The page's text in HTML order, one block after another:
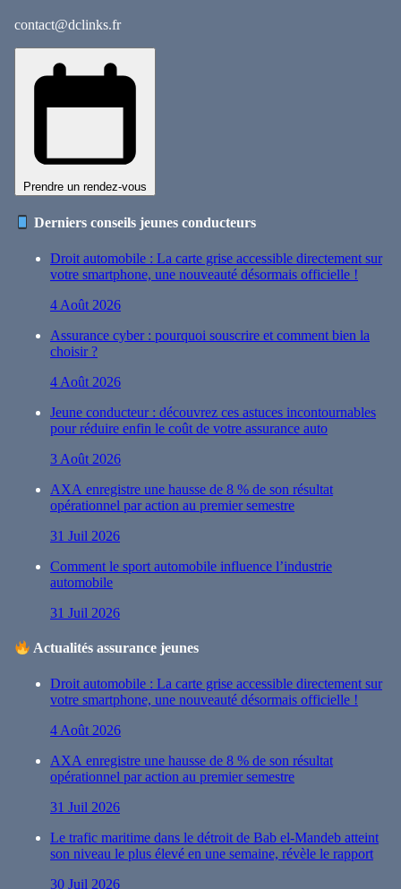
contact@dclinks.fr
Prendre un rendez-vous
Derniers conseils jeunes conducteurs
Droit automobile : La carte grise accessible directement sur
votre smartphone, une nouveauté désormais officielle !
4 Août 2026
Assurance cyber : pourquoi souscrire et comment bien la
choisir ?
4 Août 2026
Jeune conducteur : découvrez ces astuces incontournables
pour réduire enfin le coût de votre assurance auto
3 Août 2026
AXA enregistre une hausse de 8 % de son résultat
opérationnel par action au premier semestre
31 Juil 2026
Comment le sport automobile influence l’industrie
automobile
31 Juil 2026
Actualités assurance jeunes
Droit automobile : La carte grise accessible directement sur
votre smartphone, une nouveauté désormais officielle !
4 Août 2026
AXA enregistre une hausse de 8 % de son résultat
opérationnel par action au premier semestre
31 Juil 2026
Le trafic maritime dans le détroit de Bab el-Mandeb atteint
son niveau le plus élevé en une semaine, révèle le rapport
30 Juil 2026